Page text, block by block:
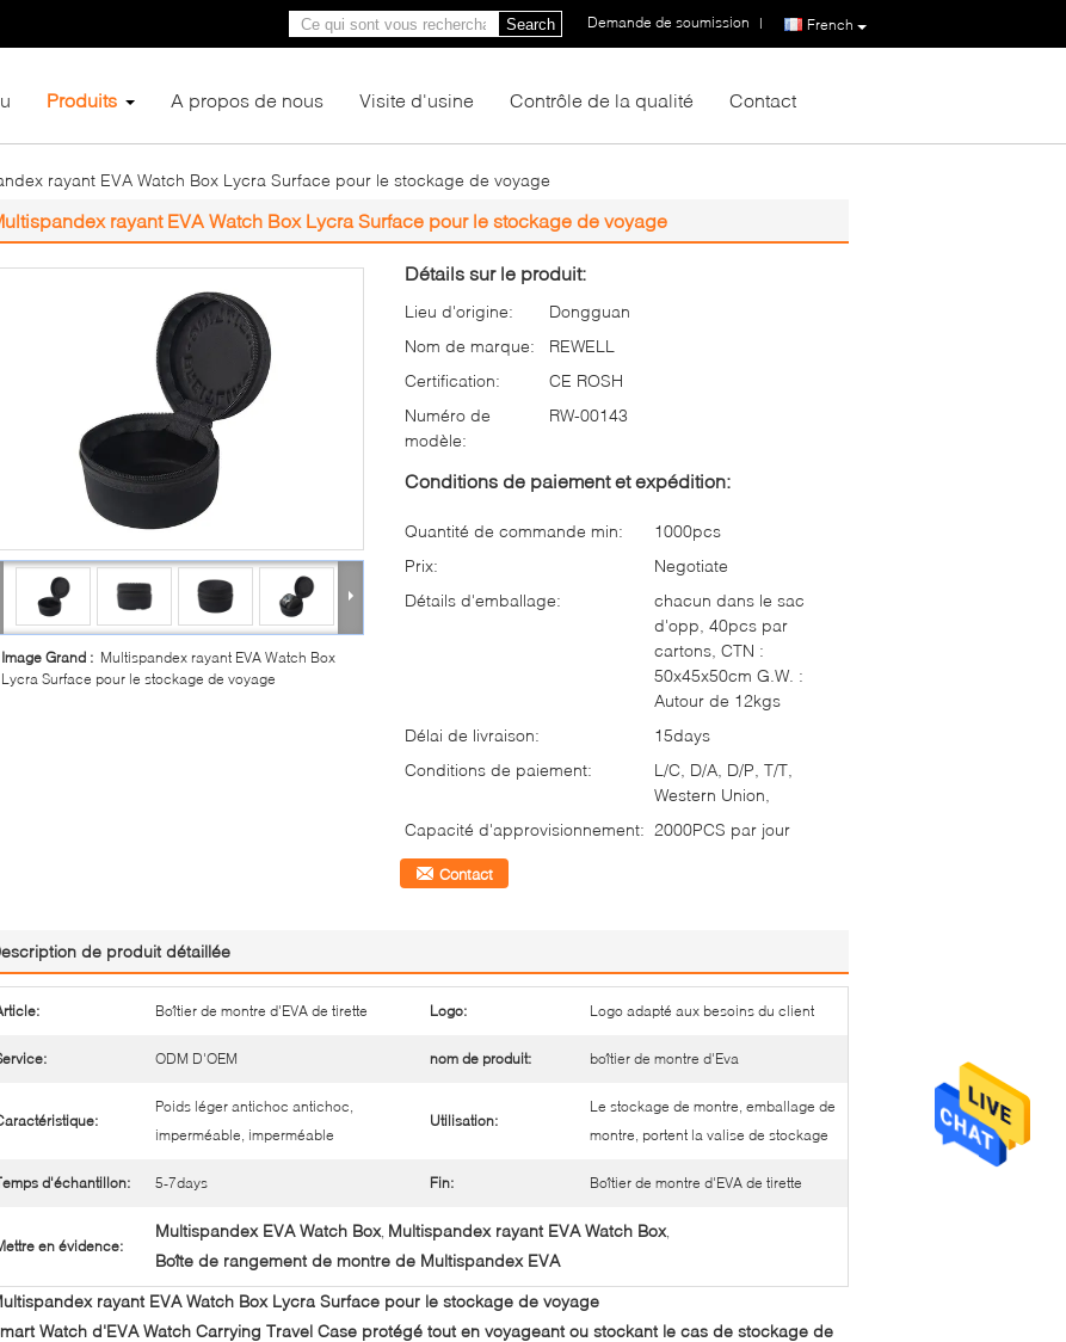
French
Demande de soumission |
Search
Produits A propos de nous Visite d'usine Contrôle de la qualité Contact
rayant EVA Watch Box Lycra Surface pour le stockage de voyage
rayant EVA Watch Box Lycra Surface pour le stockage de voyage
Image Grand : Multispandex rayant EVA Watch Box
Lycra Surface pour le stockage de voyage
Détails sur le produit:
Lieu d'origine:
Dongguan
Nom de marque:
REWELL
Certification:
CE ROSH
Numéro de
modèle:
RW-00143
Conditions de paiement et expédition:
Quantité de commande min:
1000pcs
Prix:
Negotiate
Détails d'emballage:
chacun dans le sac
d'opp, 40pcs par
cartons, CTN :
50x45x50cm G.W. :
Autour de 12kgs
Délai de livraison:
15days
Conditions de paiement:
L/C, D/A, D/P, T/T,
Western Union,
Capacité d'approvisionnement: 2000PCS par jour
Contact
de produit détaillée
Boîtier de montre d'EVA de tirette Logo: Logo adapté aux besoins du client
ODM D'OEM nom de produit: boîtier de montre d'Eva
Poids léger antichoc antichoc,
imperméable, imperméable
Utilisation:
Le stockage de montre, emballage de
montre, portent la valise de stockage
d'échantillon: 5-7days Fin: Boîtier de montre d'EVA de tirette
en évidence:
Multispandex EVA Watch Box, Multispandex rayant EVA Watch Box,
Boîte de rangement de montre de Multispandex EVA
rayant EVA Watch Box Lycra Surface pour le stockage de voyage
Watch d'EVA Watch Carrying Travel Case protégé tout en voyageant ou stockant le cas de stockage de